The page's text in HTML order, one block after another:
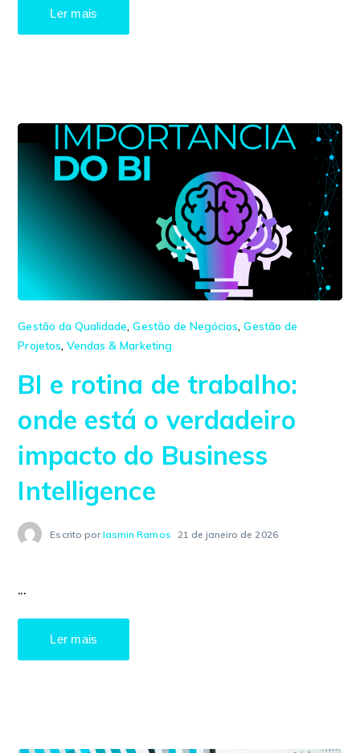
Ler mais
Gestão da Qualidade,Gestão de Negócios,Gestão de
Projetos, Vendas & Marketing
BI e rotina de trabalho:
onde está o verdadeiro
impacto do Business
Intelligence
Escrito porIasmin Ramos 21 de janeiro de 2026
...
Ler mais